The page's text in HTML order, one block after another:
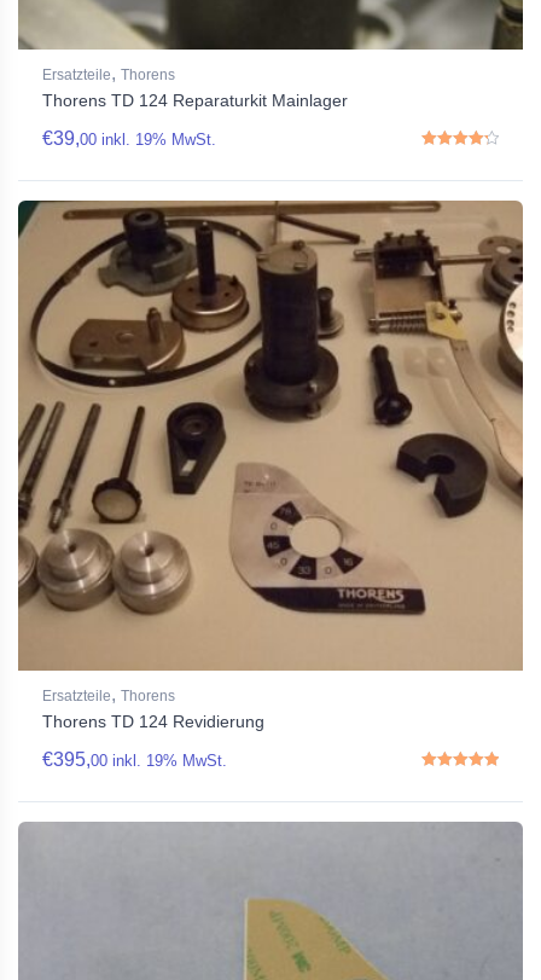
Ersatzteile, Thorens
Thorens TD 124 Reparaturkit Mainlager
€39,00 inkl. 19% MwSt.
Ersatzteile, Thorens
Thorens TD 124 Revidierung
€395,00 inkl. 19% MwSt.